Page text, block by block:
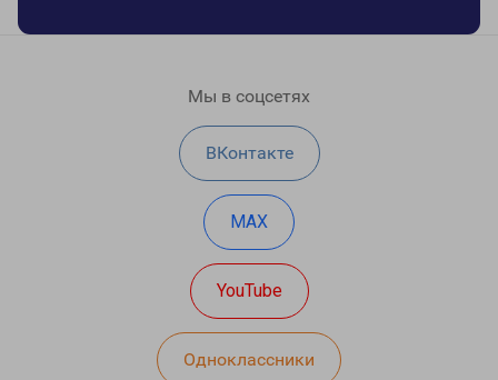
Мы в соцсетях
ВКонтакте
MAX
YouTube
Одноклассники